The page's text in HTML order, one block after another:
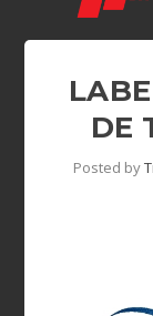
DE
Posted by